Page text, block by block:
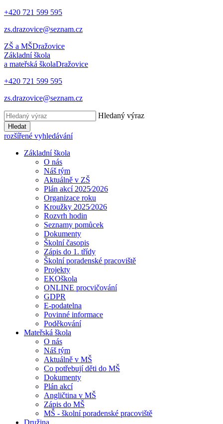
+420 721 599 595
zs.drazovice@seznam.cz
ZŠ a MŠDražovice
Základní škola
a mateřská školaDražovice
+420 721 599 595
zs.drazovice@seznam.cz
Hledaný výraz
Hledat
rozšířené vyhledávání
Základní škola
O nás
Náš tým
Aktuálně v ZŠ
Plán akcí 2025⁄2026
Organizace roku
Kroužky 2025⁄2026
Rozvrh hodin
Seznamy pomůcek
Dokumenty
Školní časopis
Zápis do 1. třídy
Školní poradenské pracoviště
Projekty
EKOškola
ONLINE procvičování
GDPR
E-podatelna
Povinné informace
Poděkování
Mateřská škola
O nás
Náš tým
Aktuálně v MŠ
Co potřebují děti do MŠ
Dokumenty
Plán akcí
Angličtina v MŠ
Zápis do MŠ
MŠ - školní poradenské pracoviště
Družina